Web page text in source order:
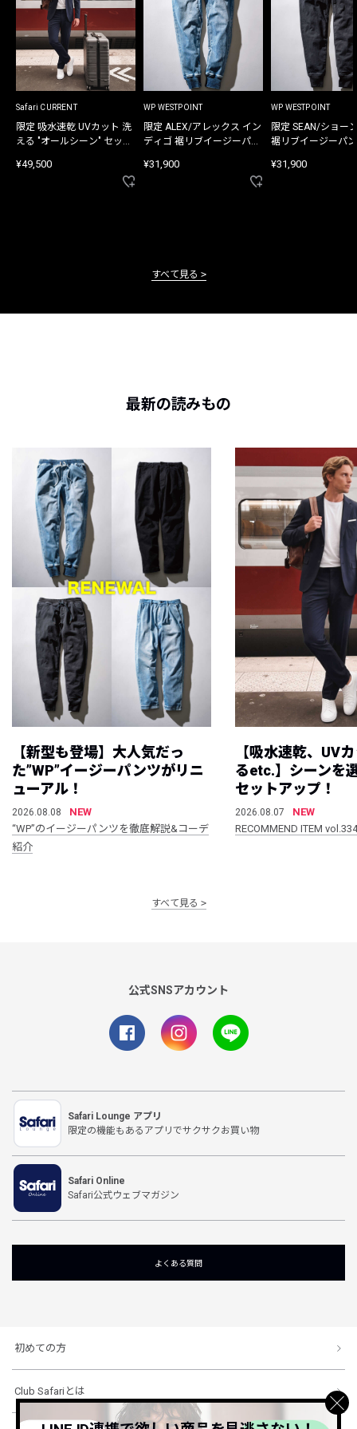
Safari CURRENT
限定 吸水速乾 UVカット 洗
える "オールシーン" セット
¥49,500
WP WESTPOINT
限定 ALEX/アレックス イン
ディゴ 裾リブイージーパン
¥31,900
WP WESTPOINT
限定 SEAN/ショー
裾リブイージーパ
¥31,900
すべて見る
最新の読みもの
【新型も登場】大人気だっ
た”WP”イージーパンツがリニ
ューアル！
2026.08.08
NEW
“WP”のイージーパンツを徹底解説&コーデ
紹介
【吸水速乾、UV
るetc.】シーンを
セットアップ！
2026.08.07
NEW
RECOMMEND ITEM vol.334
すべて見る
公式SNSアカウント
Safari Lounge アプリ
限定の機能もあるアプリでサクサクお買い物
Safari Online
Safari公式ウェブマガジン
よくある質問
初めての方
Club Safariとは